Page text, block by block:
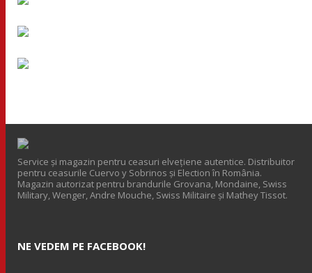
Service și magazin pentru ceasuri elveţiene autentice. Distribuitor
pentru ceasurile Cuervo y Sobrinos și Election în România.
Magazin autorizat pentru brandurile Grovana, Mondaine, Swiss
Military, Wenger, Andre Mouche, Swiss Militaire și Mathey Tissot.
NE VEDEM PE FACEBOOK!